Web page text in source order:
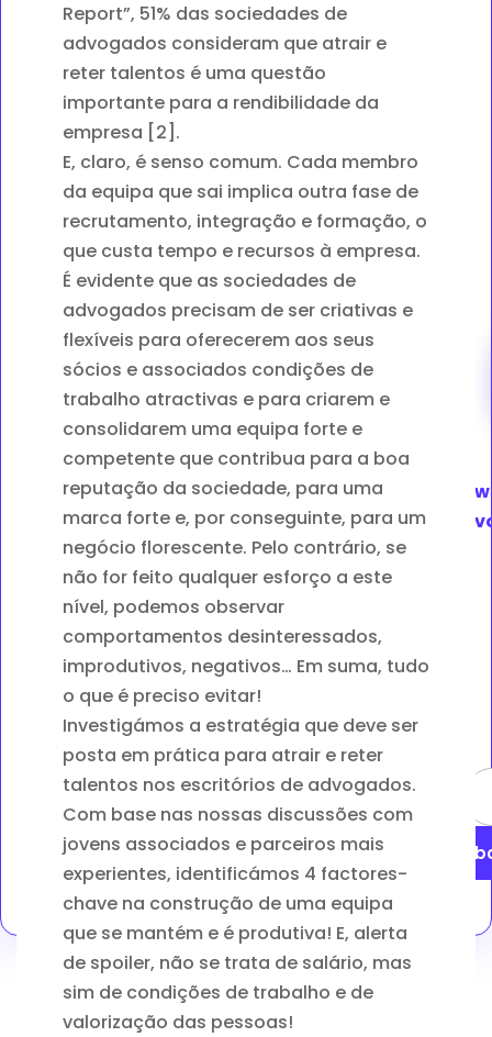
Report”, 51% das sociedades de
advogados consideram que atrair e
reter talentos é uma questão
importante para a rendibilidade da
empresa [2].
E, claro, é senso comum. Cada membro
da equipa que sai implica outra fase de
recrutamento, integração e formação, o
que custa tempo e recursos à empresa.
É evidente que as sociedades de
advogados precisam de ser criativas e
flexíveis para oferecerem aos seus
sócios e associados condições de
trabalho atractivas e para criarem e
consolidarem uma equipa forte e
competente que contribua para a boa
reputação da sociedade, para uma
marca forte e, por conseguinte, para um
negócio florescente. Pelo contrário, se
não for feito qualquer esforço a este
nível, podemos observar
comportamentos desinteressados,
improdutivos, negativos… Em suma, tudo
o que é preciso evitar!
Investigámos a estratégia que deve ser
posta em prática para atrair e reter
talentos nos escritórios de advogados.
Com base nas nossas discussões com
jovens associados e parceiros mais
experientes, identificámos 4 factores-
chave na construção de uma equipa
que se mantém e é produtiva! E, alerta
de spoiler, não se trata de salário, mas
sim de condições de trabalho e de
valorização das pessoas!